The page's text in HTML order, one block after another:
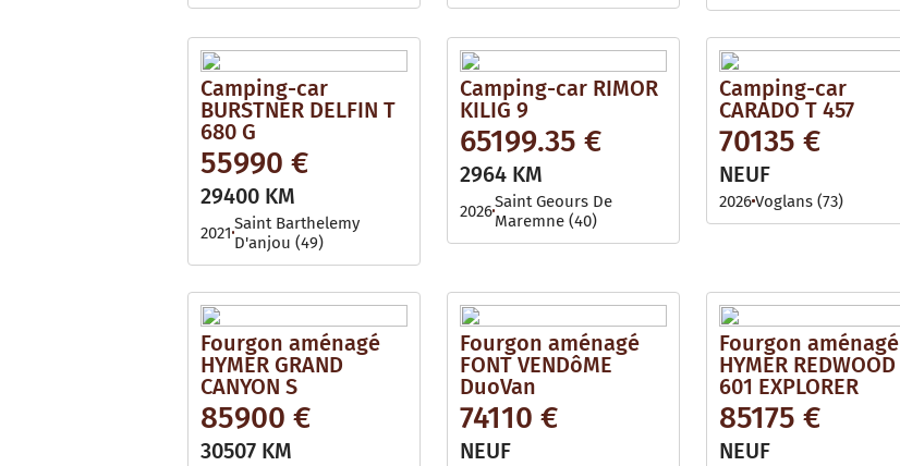
Camping-car
BURSTNER DELFIN T
680 G
55990 €
29400 KM
2021 Saint Barthelemy
D'anjou (49)
Camping-car RIMOR
KILIG 9
65199.35 €
2964 KM
2026Saint Geours De
Maremne (40)
Camping-car
CARADO T 457
70135 €
NEUF
2026Voglans (73)
Fourgon aménagé
HYMER GRAND
CANYON S
85900 €
30507 KM
Fourgon aménagé
FONT VENDôME
DuoVan
74110 €
NEUF
Fourgon aménagé
HYMER REDWOOD
601 EXPLORER
85175 €
NEUF